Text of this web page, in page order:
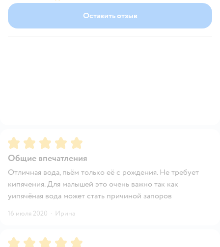
Оставить отзыв
Рейтинг:5
Общие впечатления
Отличная вода, пьём только её с рождения. Не требует
кипячения. Для малышей это очень важно так как
уипячёная вода может стать причиной запоров
16 июля 2020 · Ирина
Рейтинг:5